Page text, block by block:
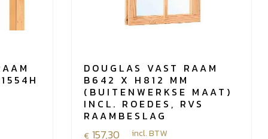
DOUGLAS VAST RAAM
B642 X H812 MM
(BUITENWERKSE MAAT)
INCL. ROEDES, RVS
RAAMBESLAG
€ 157,30 incl. BTW